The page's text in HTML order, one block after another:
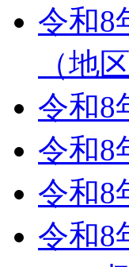
令和8
（地
令和8
令和8
令和8
令和8